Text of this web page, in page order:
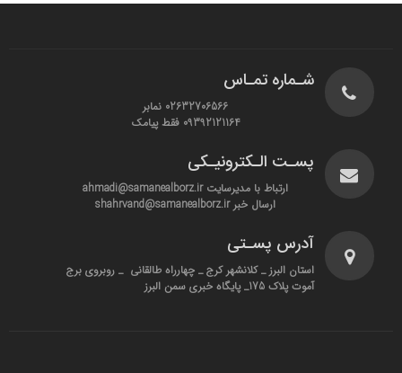
شـماره تمـاس
02632706566 نمابر
09392121164 فقط پیامک
پسـت الـکترونیـکی
ارتباط با مدیرسایت ahmadi@samanealborz.ir
ارسال خبر shahrvand@samanealborz.ir
آدرس پسـتی
استان البرز _ کلانشهر کرج _ چهارراه طالقانی _ روبروی برج
آموت پلاک 175_ پایگاه خبری سمن البرز